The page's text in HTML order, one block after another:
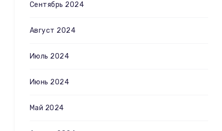
Сентябрь 2024
Август 2024
Июль 2024
Июнь 2024
Май 2024